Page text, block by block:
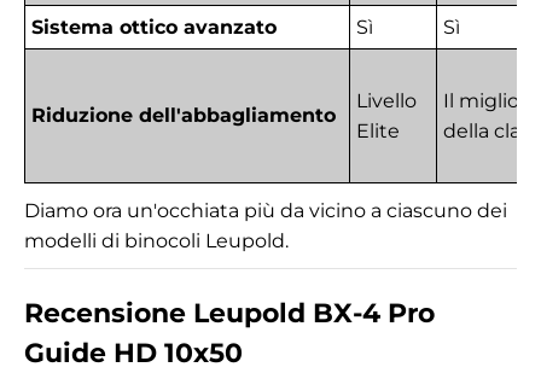
Sistema ottico avanzato
Sì Sì
Riduzione dell'abbagliamento
Livello
Elite
Il migliore
della
Diamo ora un'occhiata più da vicino a ciascuno dei
modelli di binocoli Leupold.
Recensione Leupold BX-4 Pro
Guide HD 10x50